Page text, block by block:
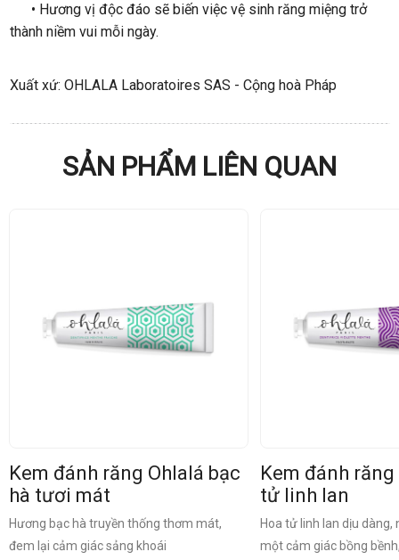
• Hương vị độc đáo sẽ biến việc vệ sinh răng miệng trở
thành niềm vui mỗi ngày.
Xuất xứ: OHLALA Laboratoires SAS - Cộng hoà Pháp
SẢN PHẨM LIÊN QUAN
Kem đánh răng Ohlalá bạc
hà tươi mát
Hương bạc hà truyền thống thơm mát,
đem lại cảm giác sảng khoái
Kem đánh
tử linh lan
Hoa tử linh lan dịu dàng,
một cảm giác bồng